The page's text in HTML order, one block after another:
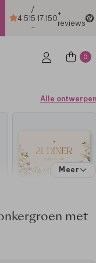
4.51
/
5
-
17.150+
reviews
0
Alle ontwerpen
Meer
met